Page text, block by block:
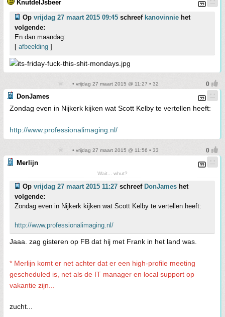
KnutdeIJsbeer
Op vrijdag 27 maart 2015 09:45 schreef kanovinnie het
volgende:
En dan maandag:
[ afbeelding ]
• vrijdag 27 maart 2015 @ 11:27 • 32
DonJames
Zondag even in Nijkerk kijken wat Scott Kelby te vertellen heeft:
http://www.professionalimaging.nl/
• vrijdag 27 maart 2015 @ 11:56 • 33
Merlijn
Wait... whut?
Op vrijdag 27 maart 2015 11:27 schreef DonJames het
volgende:
Zondag even in Nijkerk kijken wat Scott Kelby te vertellen heeft:
http://www.professionalimaging.nl/
Jaaa. zag gisteren op FB dat hij met Frank in het land was.
* Merlijn komt er net achter dat er een high-profile meeting
gescheduled is, net als de IT manager en local support op
vakantie zijn...
zucht...